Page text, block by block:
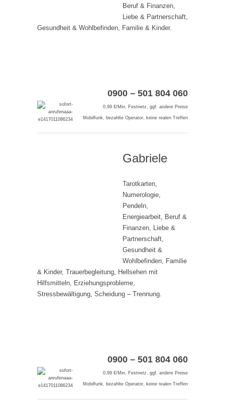
Beruf & Finanzen,
Liebe & Partnerschaft,
Gesundheit & Wohlbefinden, Familie & Kinder.
0900 – 501 804 060
0,99 €/Min. Festnetz, ggf. andere Preise
Mobilfunk, bezahlte Operator, keine realen Treffen
Gabriele
Tarotkarten,
Numerologie,
Pendeln,
Energiearbeit, Beruf &
Finanzen, Liebe &
Partnerschaft,
Gesundheit &
Wohlbefinden, Familie
& Kinder, Trauerbegleitung, Hellsehen mit
Hilfsmitteln, Erziehungsprobleme,
Stressbewältigung, Scheidung – Trennung.
0900 – 501 804 060
0,99 €/Min. Festnetz, ggf. andere Preise
Mobilfunk, bezahlte Operator, keine realen Treffen